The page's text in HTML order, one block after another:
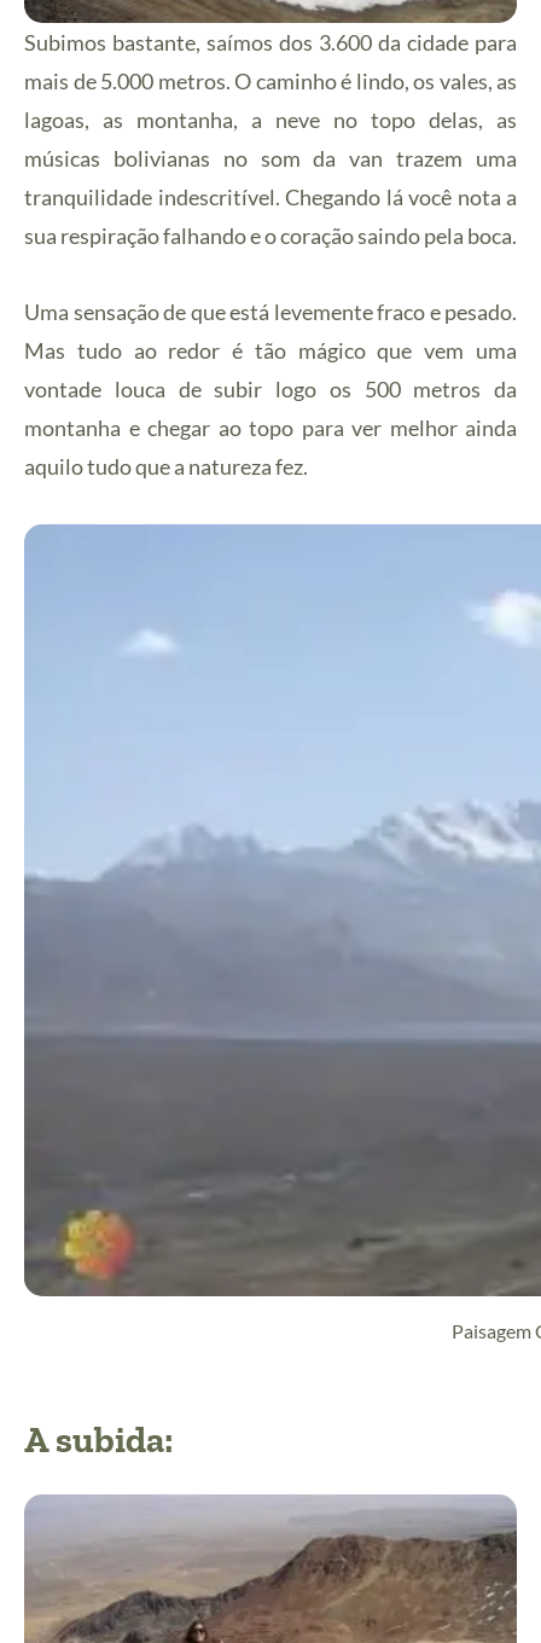
Subimos bastante, saímos dos 3.600 da cidade para
mais de 5.000 metros. O caminho é lindo, os vales, as
lagoas, as montanha, a neve no topo delas, as
músicas bolivianas no som da van trazem uma
tranquilidade indescritível. Chegando lá você nota a
sua respiração falhando e o coração saindo pela boca.
Uma sensação de que está levemente fraco e pesado.
Mas tudo ao redor é tão mágico que vem uma
vontade louca de subir logo os 500 metros da
montanha e chegar ao topo para ver melhor ainda
aquilo tudo que a natureza fez.
Paisagem
A subida: